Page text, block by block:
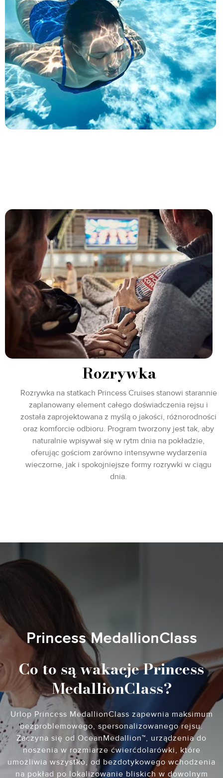
Rozrywka
Rozrywka na statkach Princess Cruises stanowi starannie
zaplanowany element całego doświadczenia rejsu i
została zaprojektowana z myślą o jakości, różnorodności
oraz komforcie odbioru. Program tworzony jest tak, aby
naturalnie wpisywał się w rytm dnia na pokładzie,
oferując gościom zarówno intensywne wydarzenia
wieczorne, jak i spokojniejsze formy rozrywki w ciągu
dnia.
Princess MedallionClass
Co to są wakacje Princess
MedallionClass?
Urlop Princess MedallionClass zapewnia maksimum
bezproblemowego, spersonalizowanego rejsu.
Zaczyna się od OceanMedallion™, urządzenia do
noszenia w rozmiarze ćwierćdolarówki, które
umożliwia wszystko, od bezdotykowego wchodzenia
na pokład po lokalizowanie bliskich w dowolnym